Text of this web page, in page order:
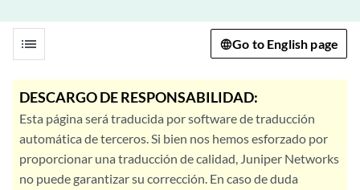
list Go to English page
DESCARGO DE RESPONSABILIDAD:
Esta página será traducida por software de traducción
automática de terceros. Si bien nos hemos esforzado por
proporcionar una traducción de calidad, Juniper Networks
no puede garantizar su corrección. En caso de duda